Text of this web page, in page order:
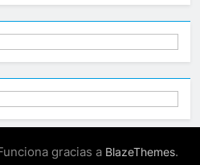
gracias a BlazeThemes.